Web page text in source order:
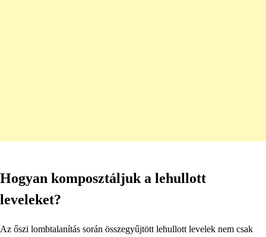
Hogyan komposztáljuk a lehullott
leveleket?
Az őszi lombtalanítás során összegyűjtött lehullott levelek nem csak